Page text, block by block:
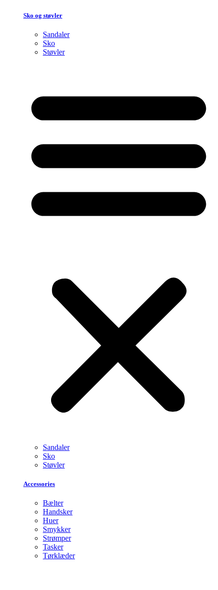
Sko og støvler
Sandaler
Sko
Støvler
Sandaler
Sko
Støvler
Accessories
Bælter
Handsker
Huer
Smykker
Strømper
Tasker
Tørklæder